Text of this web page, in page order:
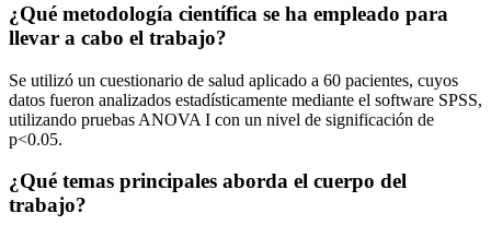
¿Qué metodología científica se ha empleado para
llevar a cabo el trabajo?
Se utilizó un cuestionario de salud aplicado a 60 pacientes, cuyos
datos fueron analizados estadísticamente mediante el software SPSS,
utilizando pruebas ANOVA I con un nivel de significación de
p<0.05.
¿Qué temas principales aborda el cuerpo del
trabajo?